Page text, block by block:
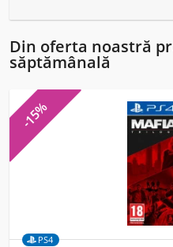
Din oferta noastră
săptămânală
-15%
PS4